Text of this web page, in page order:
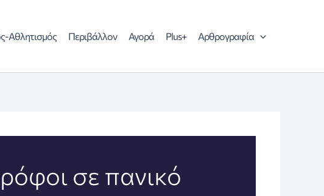
Αθλητισμός Περιβάλλον Αγορά Plus+ Αρθρογραφία
σε πανικό